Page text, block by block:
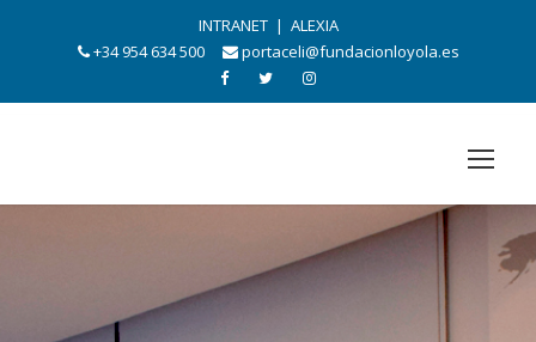
INTRANET| ALEXIA
+34 954 634 500
portaceli@fundacionloyola.es